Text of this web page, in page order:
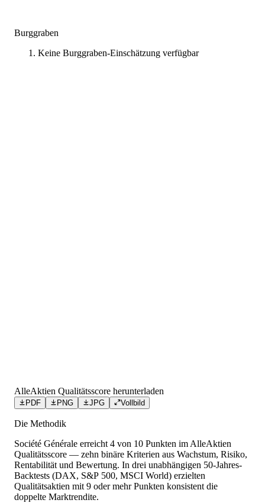
Burggraben
Keine Burggraben-Einschätzung verfügbar
AlleAktien Qualitätsscore herunterladen
PDF PNG JPG Vollbild
Die Methodik
Société Générale erreicht 4 von 10 Punkten im AlleAktien
Qualitätsscore — zehn binäre Kriterien aus Wachstum, Risiko,
Rentabilität und Bewertung. In drei unabhängigen 50-Jahres-
Backtests (DAX, S&P 500, MSCI World) erzielten
Qualitätsaktien mit 9 oder mehr Punkten konsistent die
doppelte Marktrendite.